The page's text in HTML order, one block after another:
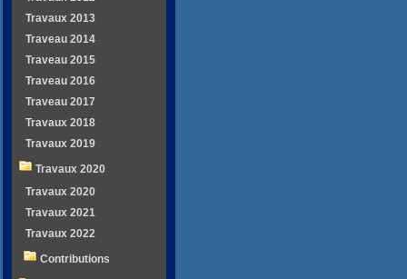
Travaux 2013
Traveau 2014
Traveau 2015
Traveau 2016
Traveau 2017
Travaux 2018
Travaux 2019
Travaux 2020
Travaux 2020
Travaux 2021
Travaux 2022
Contributions